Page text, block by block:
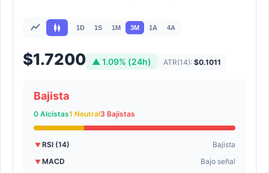
1D 1S 1M 3M 1A 4A
$1.7200 ▲ 1.09% (24h) ATR(14): $0.1011
Bajista
0 Alcistas1 Neutral3 Bajistas
▼RSI (14) Bajista
▼MACD Bajo señal